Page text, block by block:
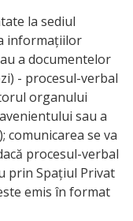
la sediul
informațiilor
a documentelor
- procesul-verbal
organului
sau a
comunicarea se va
procesul-verbal
prin Spațiul Privat
emis în format